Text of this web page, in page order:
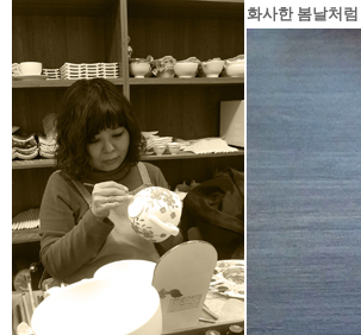
화사한 봄날처